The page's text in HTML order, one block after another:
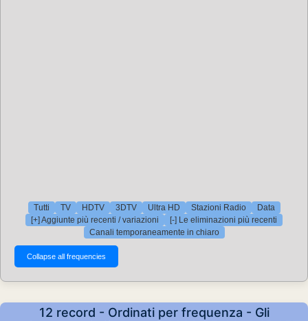
Tutti TV HDTV 3DTV Ultra HD Stazioni Radio
Data
[+] Aggiunte più recenti / variazioni
[-] Le eliminazioni più recenti
Canali temporaneamente in chiaro
12 record - Ordinati per frequenza - Gli